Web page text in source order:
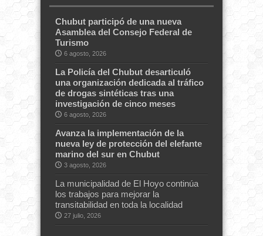
Chubut participó de una nueva
Asamblea del Consejo Federal de
Turismo
6 agosto, 2026
La Policía del Chubut desarticuló
una organización dedicada al tráfico
de drogas sintéticas tras una
investigación de cinco meses
6 agosto, 2026
Avanza la implementación de la
nueva ley de protección del elefante
marino del sur en Chubut
3 agosto, 2026
La municipalidad de El Hoyo continúa
los trabajos para mejorar la
transitabilidad en toda la localidad
27 julio, 2026